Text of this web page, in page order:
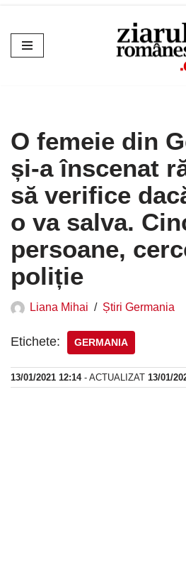
Sari
la
O femeie din
și-a înscenat
să verifice
o va salva.
persoane,
poliție
Liana Mihai Știri Germania
Etichete: GERMANIA
13/01/2021 12:14- ACTUALIZAT 13/01/